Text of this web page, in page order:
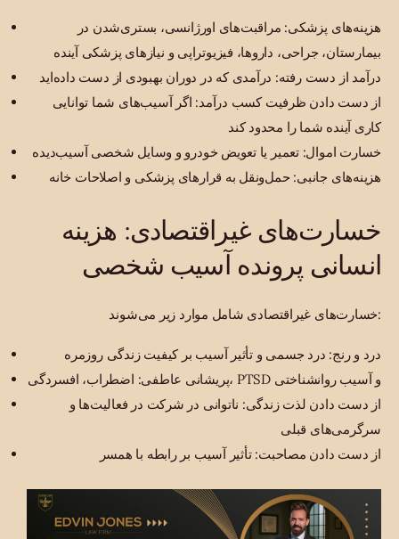
هزینه‌های پزشکی: مراقبت‌های اورژانسی، بستری‌شدن در
بیمارستان، جراحی، داروها، فیزیوتراپی و نیازهای پزشکی آینده
درآمد از دست رفته: درآمدی که در دوران بهبودی از دست داده‌اید
از دست دادن ظرفیت کسب درآمد: اگر آسیب‌های شما توانایی
کاری آینده شما را محدود کند
خسارت اموال: تعمیر یا تعویض خودرو و وسایل شخصی آسیب‌دیده
هزینه‌های جانبی: حمل‌ونقل به قرارهای پزشکی و اصلاحات خانه
انسانی پرونده آسیب شخصی
خسارت‌های غیراقتصادی شامل موارد زیر می‌شوند:
درد و رنج: درد جسمی و تأثیر آسیب بر کیفیت زندگی روزمره
پریشانی عاطفی: اضطراب، افسردگی، PTSD و آسیب روانشناختی
از دست دادن لذت زندگی: ناتوانی در شرکت در فعالیت‌ها و
سرگرمی‌های قبلی
از دست دادن مصاحبت: تأثیر آسیب بر رابطه با همسر